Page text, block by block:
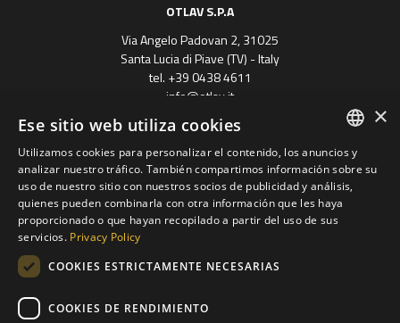
OTLAV S.P.A
Via Angelo Padovan 2, 31025
Santa Lucia di Piave (TV) - Italy
tel. +39 0438 4611
info@otlav.it
P.Iva 01171050261
Privacy |Company info
Regione Veneto
ENGLISH
SPANISH
FRENCH
×
Ese sitio web utiliza cookies
Utilizamos cookies para personalizar el contenido, los anuncios y
analizar nuestro tráfico. También compartimos información sobre su
uso de nuestro sitio con nuestros socios de publicidad y análisis,
quienes pueden combinarla con otra información que les haya
proporcionado o que hayan recopilado a partir del uso de sus
servicios. Privacy Policy
COOKIES ESTRICTAMENTE NECESARIAS
COOKIES DE RENDIMIENTO